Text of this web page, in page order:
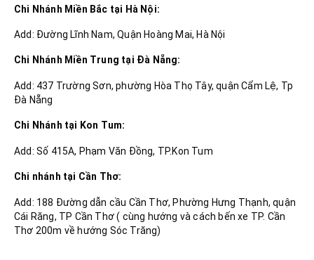
Chi Nhánh Miền Bắc tại Hà Nội:
Add: Đường Lĩnh Nam, Quận Hoàng Mai, Hà Nội
Chi Nhánh Miền Trung tại Đà Nẵng:
Add: 437 Trường Sơn, phường Hòa Thọ Tây, quận Cẩm Lệ, Tp
Đà Nẵng
Chi Nhánh tại Kon Tum:
Add: Số 415A, Phạm Văn Đồng, TP.Kon Tum
Chi nhánh tại Cần Thơ:
Add: 188 Đường dẫn cầu Cần Thơ, Phường Hưng Thạnh, quận
Cái Răng, TP Cần Thơ ( cùng hướng và cách bến xe TP. Cần
Thơ 200m về hướng Sóc Trăng)